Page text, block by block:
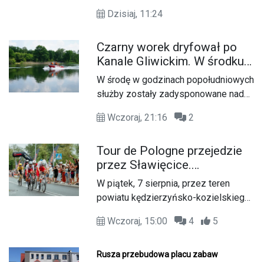
„Promyczek”. Plac budowy został
że rozpoczyna się wymarzona
metamorfoza terenu wokół placówki
przy ul. Piotra Skargi.
Dzisiaj, 11:24
Czarny worek dryfował po
Kanale Gliwickim. W środku
znaleziono zwłoki psa
W środę w godzinach popołudniowych
służby zostały zadysponowane nad
zaniepokojonego świadka. Osoba
na wodzie czarny worek, którego
zawartość wzbudziła jej niepokój.
Wczoraj, 21:16 2
Tour de Pologne przejedzie
przez Sławięcice.
Kierowców czekają czasowe
utrudnienia
W piątek, 7 sierpnia, przez teren
powiatu kędzierzyńsko-kozielskiego
Pologne. Oznacza to nie tylko
również czasowe utrudnienia w ruchu
Wczoraj, 15:00 4 5
Rusza przebudowa placu zabaw